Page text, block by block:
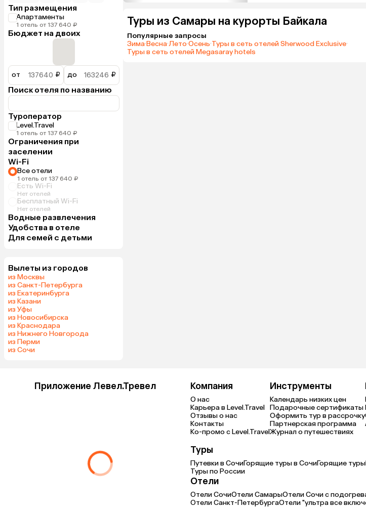
Тип размещения
Апартаменты
1 отель от 137 640 ₽
Бюджет на двоих
от ₽ до ₽
Поиск отеля по названию
Туроператор
Level.Travel
1 отель от 137 640 ₽
Ограничения при
заселении
Wi-Fi
Все отели
1 отель от 137 640 ₽
Есть Wi-Fi
Нет отелей
Бесплатный Wi-Fi
Нет отелей
Водные развлечения
Удобства в отеле
Для семей с детьми
Вылеты из городов
из Москвы
из Санкт-Петербурга
из Екатеринбурга
из Казани
из Уфы
из Новосибирска
из Краснодара
из Нижнего Новгорода
из Перми
из Сочи
Туры из Самары на курорты Байкала
Популярные запросы
Зима·Весна·Лето·Осень·Туры в сеть отелей Sherwood Exclusive·
Туры в сеть отелей Megasaray hotels
Приложение Левел.Тревел Компания
О нас
Карьера в Level.Travel
Отзывы о нас
Контакты
Ко-промо с Level.Travel
Инструменты
Календарь низких цен
Подарочные сертификаты
Оформить тур в рассрочку
Партнерская программа
Журнал о путешествиях
Туры
Путевки в СочиГорящие туры в СочиГорящие туры
Туры по России
Отели
Отели СочиОтели СамарыОтели Сочи с
Отели Санкт-ПетербургаОтели "ультра все